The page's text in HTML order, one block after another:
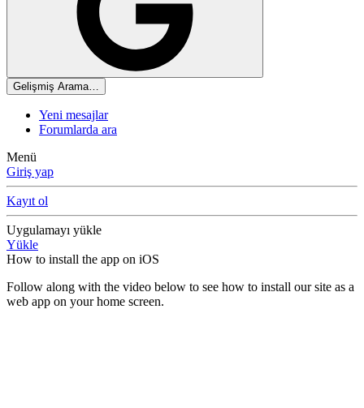
Gelişmiş Arama…
Yeni mesajlar
Forumlarda ara
Menü
Giriş yap
Kayıt ol
Uygulamayı yükle
Yükle
How to install the app on iOS
Follow along with the video below to see how to install our site as a
web app on your home screen.